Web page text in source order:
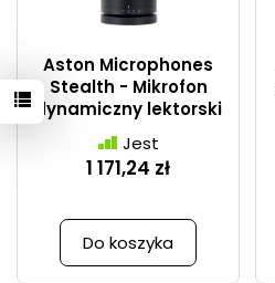
Aston Microphones
Stealth - Mikrofon
dynamiczny lektorski
Jest
1 171,24 zł
Do koszyka